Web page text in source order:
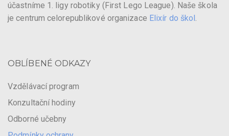
účastníme 1. ligy robotiky (First Lego League). Naše škola
je centrum celorepublikové organizace Elixír do škol.
OBLÍBENÉ ODKAZY
Vzdělávací program
Konzultační hodiny
Odborné učebny